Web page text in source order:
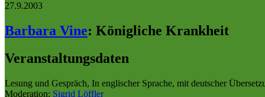
27.9.2003
Barbara Vine: Königliche Krankheit
Veranstaltungsdaten
Lesung und Gespräch, In englischer Sprache, mit deutscher
Moderation: Sigrid Löffler